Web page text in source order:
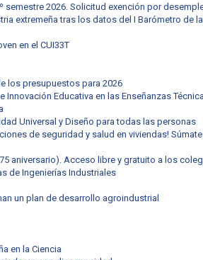
semestre 2026. Solicitud exención por
extremeña tras los datos del I Barómetro de
en el CUI33T
los presupuestos para 2026
Innovación Educativa en las Enseñanzas
Universal y Diseño para todas las personas
de seguridad y salud en viviendas! Súmate
aniversario). Acceso libre y gratuito a los
de Ingenierías Industriales
un plan de desarrollo agroindustrial
en la Ciencia